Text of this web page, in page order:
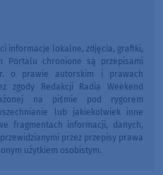
informacje lokalne, zdjęcia, grafiki,
Portalu chronione są przepisami
o prawie autorskim i prawach
zgody Redakcji Radia Weekend
na piśmie pod rygorem
lub jakiekolwiek inne
fragmentach informacji, danych,
przez przepisy prawa
użytkiem osobistym.